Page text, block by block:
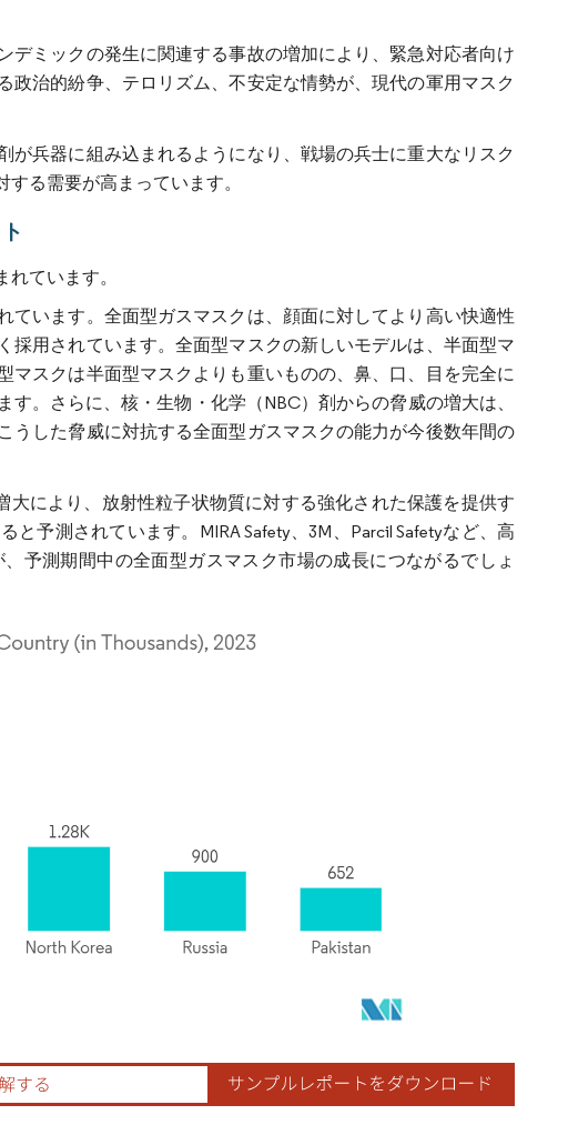
ミックの発生に関連する事故の増加により、緊急対応者向け
治的紛争、テロリズム、不安定な情勢が、現代の軍用マスク
兵器に組み込まれるようになり、戦場の兵士に重大なリスク
る需要が高まっています。
ています。
います。全面型ガスマスクは、顔面に対してより高い快適性
用されています。全面型マスクの新しいモデルは、半面型マ
スクは半面型マスクよりも重いものの、鼻、口、目を完全に
。さらに、核・生物・化学（NBC）剤からの脅威の増大は、
した脅威に対抗する全面型ガスマスクの能力が今後数年間の
により、放射性粒子状物質に対する強化された保護を提供す
予測されています。MIRA Safety、3M、Parcil Safetyなど、高
予測期間中の全面型ガスマスク市場の成長につながるでしょ